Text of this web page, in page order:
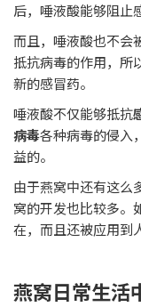
后，唾液酸能够阻止
而且，唾液酸也不会
抵抗病毒的作用，所
新的感冒药。
唾液酸不仅能够抵抗
病毒各种病毒的侵入
益的。
由于燕窝中还有这么
窝的开发也比较多。
在，而且还被应用到
燕窝日常生活